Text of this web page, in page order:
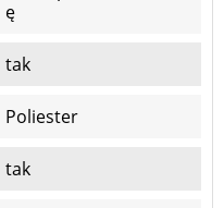
ę
tak
Poliester
tak